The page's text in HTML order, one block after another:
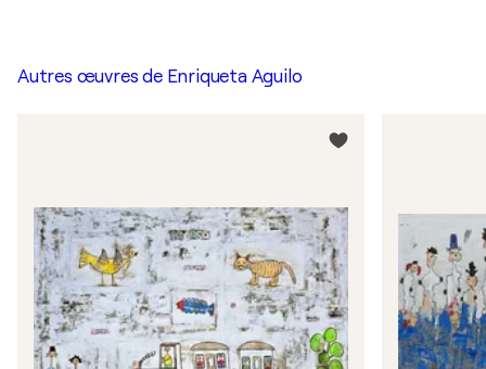
Autres œuvres de Enriqueta Aguilo